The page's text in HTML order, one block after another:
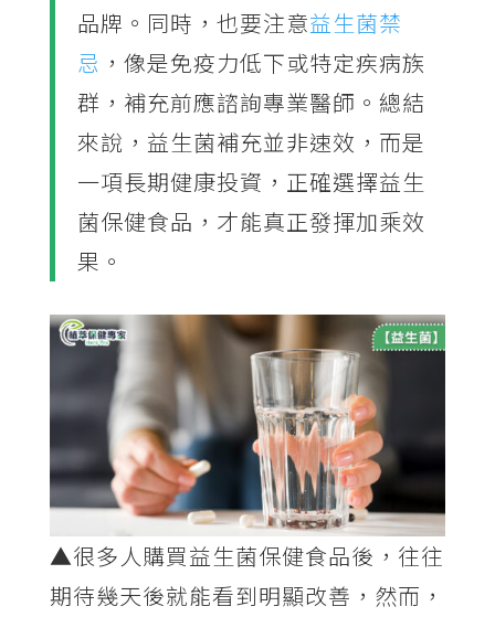
品牌。同時，也要注意益生菌禁
忌 ，像是免疫力低下或特定疾病族
群，補充前應諮詢專業醫師。總結
來說，益生菌補充並非速效，而是
一項長期健康投資，正確選擇益生
菌保健食品，才能真正發揮加乘效
果。
▲很多人購買益生菌保健食品後，往往
期待幾天後就能看到明顯改善，然而，